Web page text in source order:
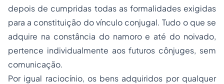
depois de cumpridas todas as formalidades exigidas
para a constituição do vínculo conjugal. Tudo o que se
adquire na constância do namoro e até do noivado,
pertence individualmente aos futuros cônjuges, sem
comunicação.
Por igual raciocínio, os bens adquiridos por qualquer